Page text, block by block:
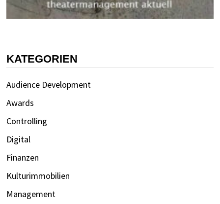
KATEGORIEN
Audience Development
Awards
Controlling
Digital
Finanzen
Kulturimmobilien
Management